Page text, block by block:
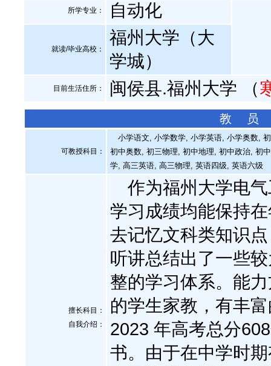
所学专业： 自动化
就读/毕业高校：
福州大学（大
学城）
目前生活住所： 闽侯县.福州大学 （
教 员
可教授科目：
小学语文, 小学数学, 小学英语, 小学奥数,
初中奥数, 初三物理, 初中地理, 初中政治, 初
学, 高三英语, 高三物理, 英语四级, 英语六级
擅长科目：
自我介绍 ：
作为福州大学电气
学习成绩均能保持
去记忆文科类知识
听讲总结出了一些
整的学习体系。能
的学生家教，有丰
2023 年高考总分
书。由于在中学时